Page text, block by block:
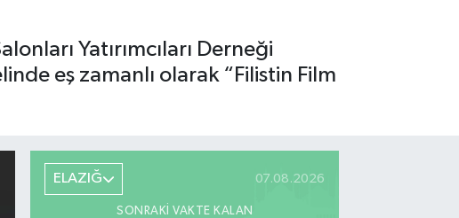
Yatırımcıları Derneği
eş zamanlı olarak “Filistin Film
ELAZIĞ 07.08.2026
SONRAKI VAKTE KALAN